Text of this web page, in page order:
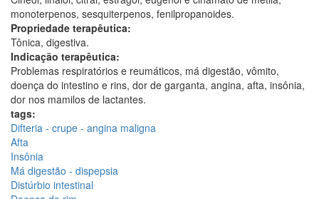
monoterpenos, sesquiterpenos, fenilpropanoides.
Propriedade terapêutica:
Tônica, digestiva.
Indicação terapêutica:
Problemas respiratórios e reumáticos, má digestão, vômito,
doença do intestino e rins, dor de garganta, angina, afta, insônia,
dor nos mamilos de lactantes.
tags:
Difteria - crupe - angina maligna
Afta
Insônia
Má digestão - dispepsia
Distúrbio intestinal